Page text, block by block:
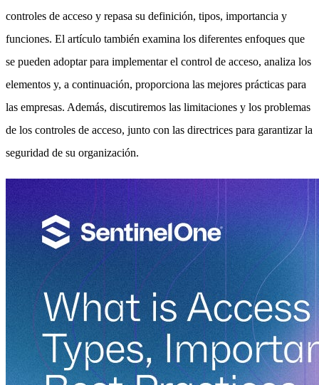
controles de acceso y repasa su definición, tipos, importancia y
funciones. El artículo también examina los diferentes enfoques que
se pueden adoptar para implementar el control de acceso, analiza los
elementos y, a continuación, proporciona las mejores prácticas para
las empresas. Además, discutiremos las limitaciones y los problemas
de los controles de acceso, junto con las directrices para garantizar la
seguridad de su organización.